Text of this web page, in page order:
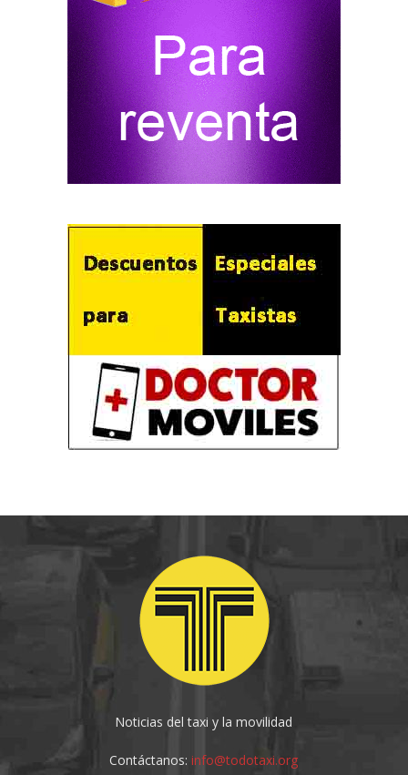
Noticias del taxi y la movilidad
Contáctanos:info@todotaxi.org